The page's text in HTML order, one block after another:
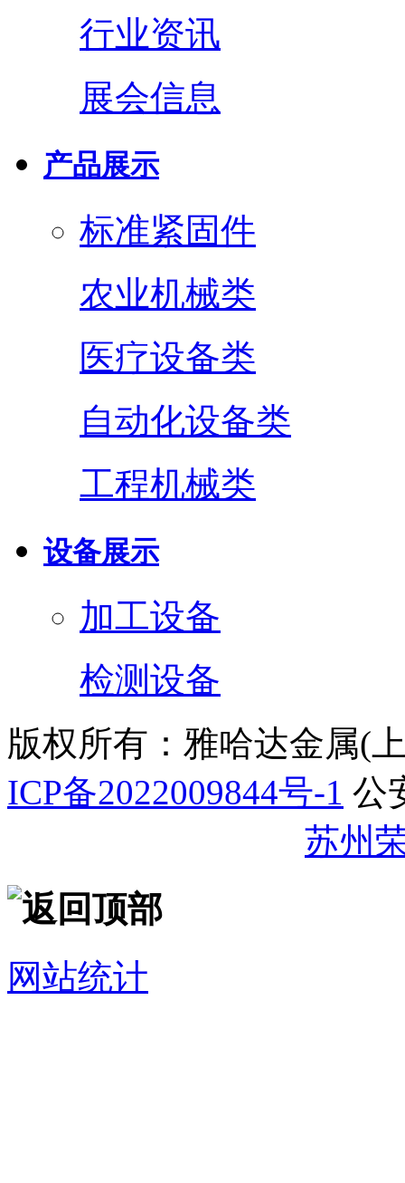
行业资讯
展会信息
产品展示
标准紧固件
农业机械类
医疗设备类
自动化设备类
工程机械类
设备展示
加工设备
检测设备
版权所有：雅哈达金属(
ICP备2022009844号-1 公
苏州
网站统计